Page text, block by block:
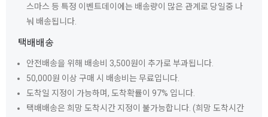
스마스 등 특정 이벤트데이에는 배송량이 많은 관계로 당일중 나
눠 배송됩니다.
택배배송
안전배송을 위해 배송비 3,500원이 추가로 부과됩니다.
50,000원 이상 구매 시 배송비는 무료입니다.
도착일 지정이 가능하며, 도착확률이 97% 입니다.
택배배송은 희망 도착시간 지정이 불가능합니다. (희망 도착시간